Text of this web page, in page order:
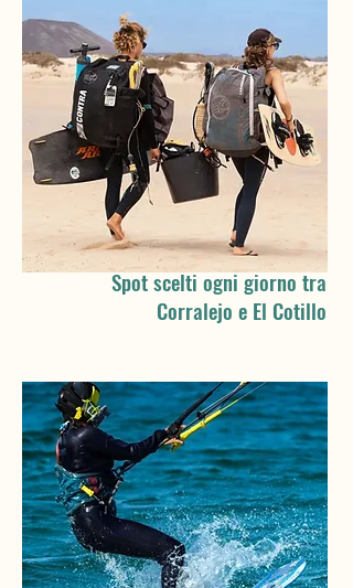
Spot scelti ogni giorno tra
Corralejo e El Cotillo